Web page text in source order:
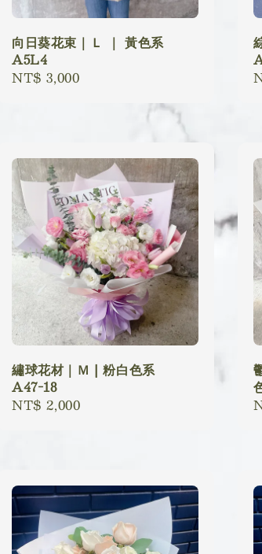
向日葵花束｜Ｌ ｜ 黃色系
A5L4
Regular
NT$ 3,000
繡球花材｜Ｍ | 粉白色系
A47-18
Regular
NT$ 2,000